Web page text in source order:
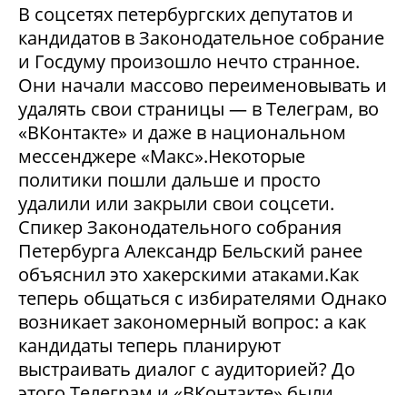
В соцсетях петербургских депутатов и
кандидатов в Законодательное собрание
и Госдуму произошло нечто странное.
Они начали массово переименовывать и
удалять свои страницы — в Телеграм, во
«ВКонтакте» и даже в национальном
мессенджере «Макс».Некоторые
политики пошли дальше и просто
удалили или закрыли свои соцсети.
Спикер Законодательного собрания
Петербурга Александр Бельский ранее
объяснил это хакерскими атаками.Как
теперь общаться с избирателями Однако
возникает закономерный вопрос: а как
кандидаты теперь планируют
выстраивать диалог с аудиторией? До